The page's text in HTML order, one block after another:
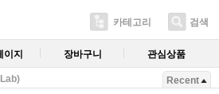
카테고리 검색
이지 장바구니 관심상품
Recent